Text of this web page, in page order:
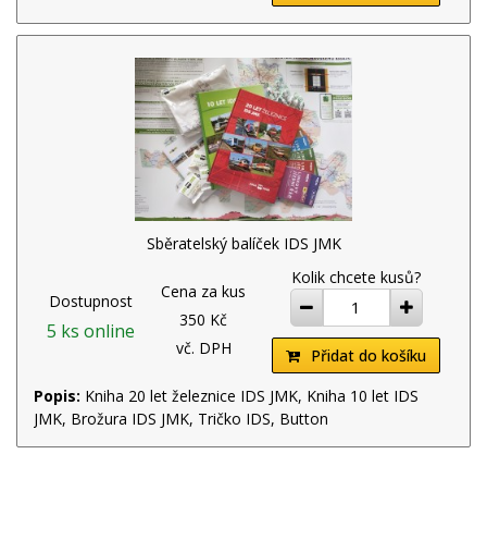
Sběratelský balíček IDS JMK
Dostupnost
5 ks online
Cena za kus
350 Kč
vč. DPH
Kolik chcete kusů?
ubrat přidat
Přidat do košíku
Popis: Kniha 20 let železnice IDS JMK, Kniha 10 let IDS
JMK, Brožura IDS JMK, Tričko IDS, Button